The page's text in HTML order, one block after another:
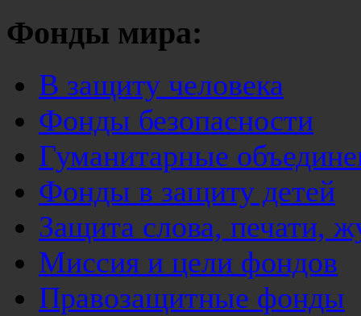
Фонды мира:
В защиту человека
Фонды безопасности
Гуманитарные
Фонды в защиту детей
Защита слова, печати,
Миссия и цели фондов
Правозащитные фонды